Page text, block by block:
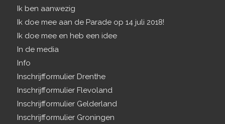
Ik ben aanwezig
Ik doe mee aan de Parade op 14 juli 2018!
Ik doe mee en heb een idee
In de media
Info
Inschrijfformulier Drenthe
Inschrijfformulier Flevoland
Inschrijfformulier Gelderland
Inschrijfformulier Groningen